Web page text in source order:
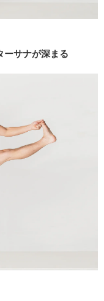
ーサナが深まる